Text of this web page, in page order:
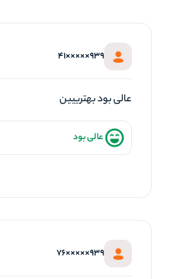
939×××××41
عالی بود بهترییین
عالی بود
939×××××76